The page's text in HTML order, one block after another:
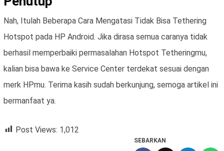
Nah, Itulah Beberapa Cara Mengatasi Tidak Bisa Tethering
Hotspot pada HP Android. Jika dirasa semua caranya tidak
berhasil memperbaiki permasalahan Hotspot Tetheringmu,
kalian bisa bawa ke Service Center terdekat sesuai dengan
merk HPmu. Terima kasih sudah berkunjung, semoga artikel ini
bermanfaat ya.
Post Views: 1,012
SEBARKAN